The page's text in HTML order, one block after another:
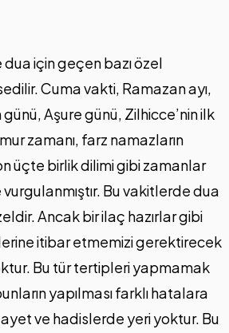
için geçen bazı özel
Cuma vakti, Ramazan ayı,
günü, Aşure günü, Zilhicce’nin ilk
zamanı, farz namazların
üçte birlik dilimi gibi zamanlar
Bu vakitlerde dua
Ancak bir ilaç hazırlar gibi
itibar etmemizi gerektirecek
Bu tür tertipleri yapmamak
yapılması farklı hatalara
ve hadislerde yeri yoktur. Bu